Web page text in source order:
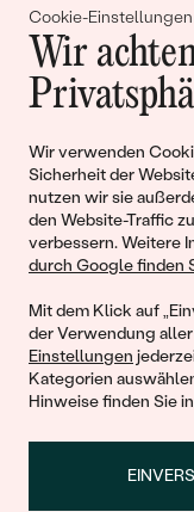
Cookie-Einstellungen
Wir
Wir verwenden
Sicherheit der
nutzen wir sie
den Website-Traffic
verbessern. Weitere
durch Google finden
Mit dem Klick auf
der Verwendung
Einstellungen
Kategorien
Hinweise finden Sie
Liebe
Begleiten Sie uns!
© 2011 - 2026, Eppi.de